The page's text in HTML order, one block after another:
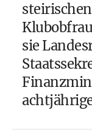
sie